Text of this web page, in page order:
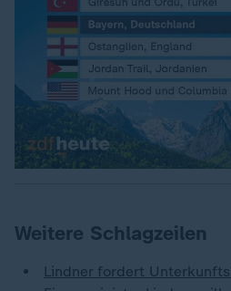
Weitere Schlagzeilen
Lindner fordert